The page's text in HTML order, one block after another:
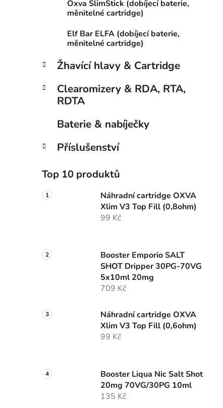
Oxva SlimStick (dobíjecí baterie,
měnitelné cartridge)
Elf Bar ELFA (dobíjecí baterie,
měnitelné cartridge)
Žhavící hlavy & Cartridge
Clearomizery & RDA, RTA,
RDTA
Baterie & nabíječky
Příslušenství
Top 10 produktů
Náhradní cartridge OXVA
Xlim V3 Top Fill (0,8ohm)
99 Kč
Booster Emporio SALT
SHOT Dripper 30PG-70VG
5x10ml 20mg
709 Kč
Náhradní cartridge OXVA
Xlim V3 Top Fill (0,6ohm)
99 Kč
Booster Liqua Nic Salt Shot
20mg 70VG/30PG 10ml
135 Kč